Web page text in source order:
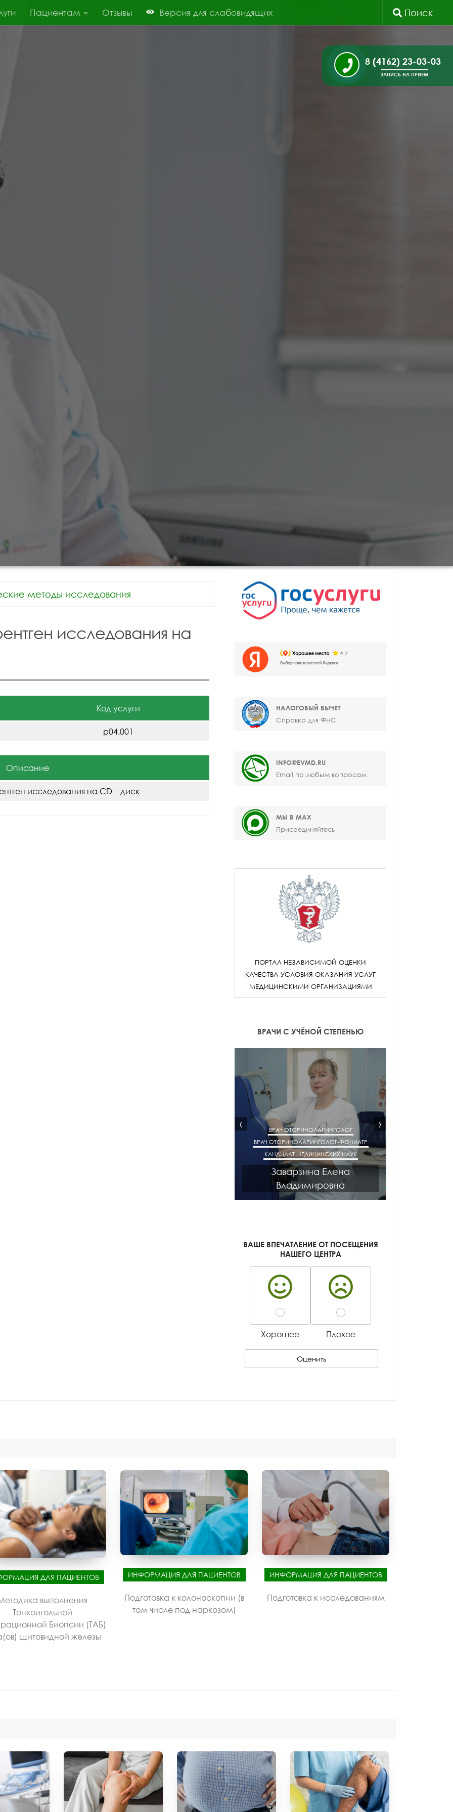
Пациентам Отзывы Версия для слабовидящих Поиск
8 (4162) 23-03-03
ЗАПИСЬ НА ПРИЁМ
методы исследования
исследования на
Код услуги
р04.001
Описание
исследования на CD – диск
НАЛОГОВЫЙ ВЫЧЕТ
Справка для ФНС
INFO@EVMD.RU
Email по любым вопросам
МЫ В MAX
Присоединяйтесь
ПОРТАЛ НЕЗАВИСИМОЙ ОЦЕНКИ
КАЧЕСТВА УСЛОВИЯ ОКАЗАНИЯ УСЛУГ
МЕДИЦИНСКИМИ ОРГАНИЗАЦИЯМИ
ВРАЧИ С УЧЁНОЙ СТЕПЕНЬЮ
ВРАЧ ОТОРИНОЛАРИНГОЛОГ
ВРАЧ ОТОРИНОЛАРИНГОЛОГ-ФОНИАТР
КАНДИДАТ МЕДИЦИНСКИХ НАУК
Заварзина Елена
Владимировна
‹ ›
ВАШЕ ВПЕЧАТЛЕНИЕ ОТ ПОСЕЩЕНИЯ
НАШЕГО ЦЕНТРА
Хорошее Плохое
Оценить
ДЛЯ ПАЦИЕНТОВ
выполнения
Тонкоигольной
Биопсии (ТАБ)
щитовидной железы
ИНФОРМАЦИЯ ДЛЯ ПАЦИЕНТОВ
Подготовка к колоноскопии (в
том числе под наркозом)
ИНФОРМАЦИЯ ДЛЯ ПАЦИЕНТОВ
Подготовка к исследованиям